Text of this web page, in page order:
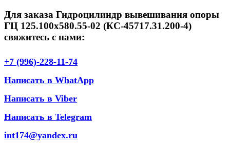
Для заказа Гидроцилиндр вывешивания опоры
ГЦ 125.100х580.55-02 (КС-45717.31.200-4)
свяжитесь с нами:
+7 (996)-228-11-74
Написать в WhatApp
Написать в Viber
Написать в Telegram
int174@yandex.ru